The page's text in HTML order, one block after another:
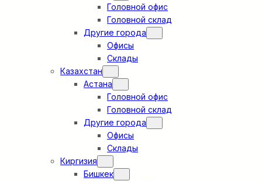
Головной офис
Головной склад
Другие города
Офисы
Склады
Казахстан
Астана
Головной офис
Головной склад
Другие города
Офисы
Склады
Киргизия
Бишкек